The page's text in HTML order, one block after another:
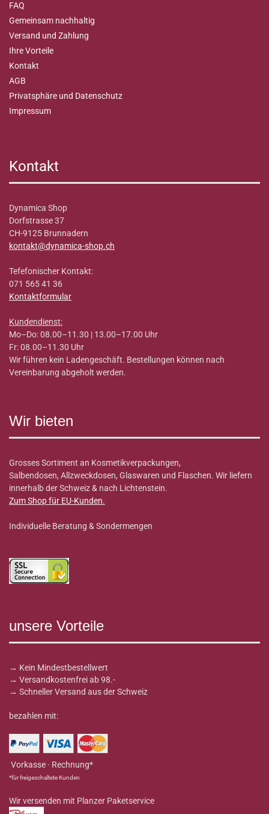
FAQ
Gemeinsam nachhaltig
Versand und Zahlung
Ihre Vorteile
Kontakt
AGB
Privatsphäre und Datenschutz
Impressum
Kontakt
Dynamica Shop
Dorfstrasse 37
CH-9125 Brunnadern
kontakt@dynamica-shop.ch
Tefefonischer Kontakt:
071 565 41 36
Kontaktformular
Kundendienst:
Mo–Do: 08.00–11.30 | 13.00–17.00 Uhr
Fr: 08.00–11.30 Uhr
Wir führen kein Ladengeschäft. Bestellungen können nach
Vereinbarung abgeholt werden.
Wir bieten
Grosses Sortiment an Kosmetikverpackungen,
Salbendosen, Allzweckdosen, Glaswaren und Flaschen. Wir liefern
innerhalb der Schweiz & nach Lichtenstein.
Zum Shop für EU-Kunden.
Individuelle Beratung & Sondermengen
unsere Vorteile
→ Kein Mindestbestellwert
→ Versandkostenfrei ab 98.-
→ Schneller Versand aus der Schweiz
bezahlen mit:
Vorkasse · Rechnung*
*für freigeschaltete Kunden
Wir versenden mit Planzer Paketservice